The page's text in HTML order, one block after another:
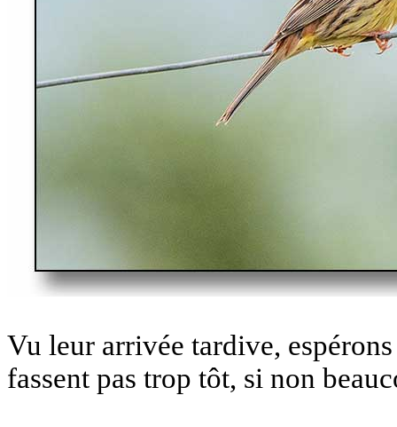
Vu leur arrivée tardive,
fassent pas trop tôt, si non